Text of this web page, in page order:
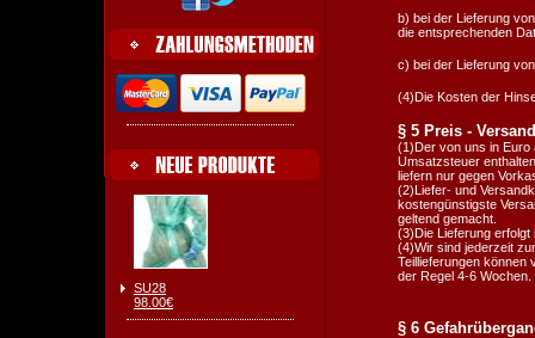
SU28
98.00€
b) bei der Lieferung
die entsprechenden
c) bei der Lieferung
(4)Die Kosten der
§ 5 Preis -
(1)Der von uns in Euro
Umsatzsteuer
liefern nur gegen
(2)Liefer- und
kostengünstigste
geltend gemacht.
(3)Die Lieferung erfolgt
(4)Wir sind jederzeit
Teillieferungen können
der Regel 4-6 Wochen.
§ 6